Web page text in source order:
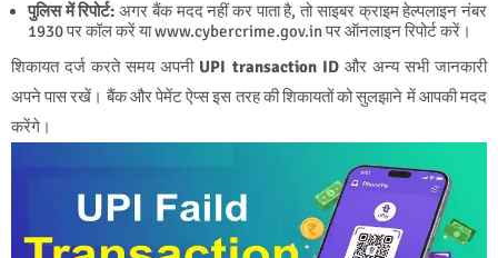
पुलिस में रिपोर्ट: अगर बैंक मदद नहीं कर पाता है, तो साइबर क्राइम हेल्पलाइन नंबर
1930 पर कॉल करें याwww.cybercrime.gov.inपर ऑनलाइन रिपोर्ट करें।
शिकायत दर्ज करते समय अपनी UPI transaction IDऔर अन्य सभी जानकारी
अपने पास रखें। बैंक और पेमेंट ऐप्स इस तरह की शिकायतों को सुलझाने में आपकी मदद
करेंगे।